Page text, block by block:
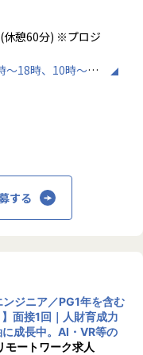
ィス所属エンジニ
20代の若手～50代
分野や業種で活躍
員が気兼ねなく相
しており、エンジ
ますので、技術的
環境です
リアチェンジ実績
副業OK
います
休憩60分) ※プロジ
～18時、10時～19
平均10時間）
する
ンジニア／PG1年を含む
面接1回｜人財育成力
成長中。AI・VR等の
モートワーク求人